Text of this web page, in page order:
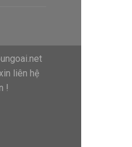
liên hệ
!